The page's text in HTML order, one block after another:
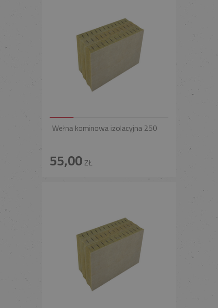
Wełna kominowa izolacyjna 250
55,00ZŁ